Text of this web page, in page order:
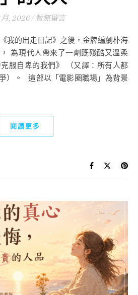
月, 2026 / 暫無留言
為現代人帶來了一劑既殘酷又溫柔
服自卑的我們》 （又譯：所有人都
）。 這部以「電影圈職場」為背景
閱讀更多